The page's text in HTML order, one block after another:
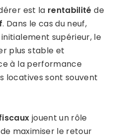
est la rentabilité de
. Dans le cas du neuf,
supérieur, le
plus stable et
à la performance
locatives sont souvent
jouent un rôle
maximiser le retour